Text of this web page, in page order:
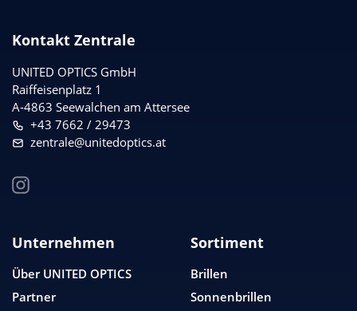
Kontakt Zentrale
UNITED OPTICS GmbH
Raiffeisenplatz 1
A-4863 Seewalchen am Attersee
+43 7662 / 29473
zentrale@unitedoptics.at
Unternehmen
Über UNITED OPTICS
Partner
Sortiment
Brillen
Sonnenbrillen